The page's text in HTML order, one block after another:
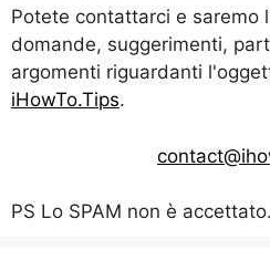
Potete contattarci e saremo
domande, suggerimenti,
argomenti riguardanti
iHowTo.Tips.
PS Lo SPAM non è accettato.